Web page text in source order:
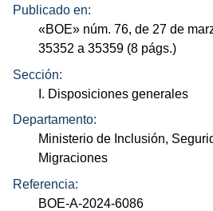
Publicado en:
«BOE» núm. 76, de 27 de
35352 a 35359 (8 págs.)
Sección:
I. Disposiciones generales
Departamento:
Ministerio de Inclusión,
Migraciones
Referencia:
BOE-A-2024-6086